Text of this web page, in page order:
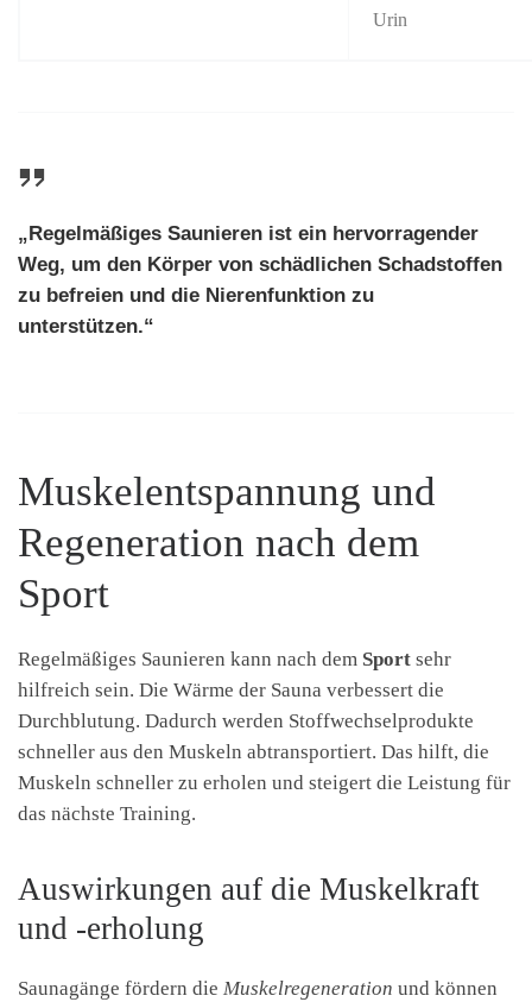
Urin
„Regelmäßiges Saunieren ist ein hervorragender
Weg, um den Körper von schädlichen Schadstoffen
zu befreien und die Nierenfunktion zu
unterstützen.“
Muskelentspannung und
Regeneration nach dem
Sport
Regelmäßiges Saunieren kann nach dem Sport sehr
hilfreich sein. Die Wärme der Sauna verbessert die
Durchblutung. Dadurch werden Stoffwechselprodukte
schneller aus den Muskeln abtransportiert. Das hilft, die
Muskeln schneller zu erholen und steigert die Leistung für
das nächste Training.
Auswirkungen auf die Muskelkraft
und -erholung
Saunagänge fördern die Muskelregeneration und können